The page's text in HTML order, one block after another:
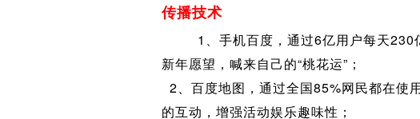
传播技术
1、手机百度，通过6亿用户每天230亿
新年愿望，喊来自己的“桃花运”；
2、百度地图，通过全国85%网民都在使
的互动，增强活动娱乐趣味性；